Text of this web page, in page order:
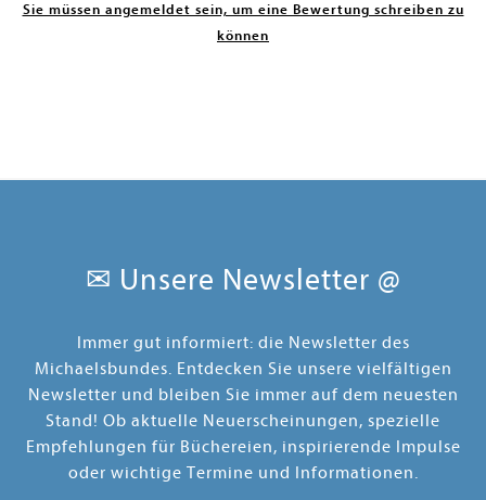
Sie müssen angemeldet sein, um eine Bewertung schreiben zu
können
✉ Unsere Newsletter @
Immer gut informiert: die Newsletter des
Michaelsbundes. Entdecken Sie unsere vielfältigen
Newsletter und bleiben Sie immer auf dem neuesten
Stand! Ob aktuelle Neuerscheinungen, spezielle
Empfehlungen für Büchereien, inspirierende Impulse
oder wichtige Termine und Informationen.